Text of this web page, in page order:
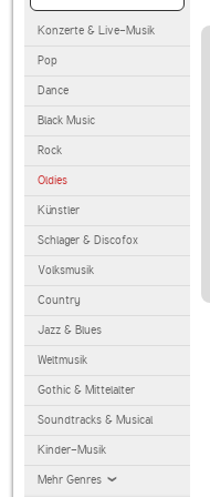
Konzerte & Live-Musik
Pop
Dance
Black Music
Rock
Oldies
Künstler
Schlager & Discofox
Volksmusik
Country
Jazz & Blues
Weltmusik
Gothic & Mittelalter
Soundtracks & Musical
Kinder-Musik
Mehr Genres